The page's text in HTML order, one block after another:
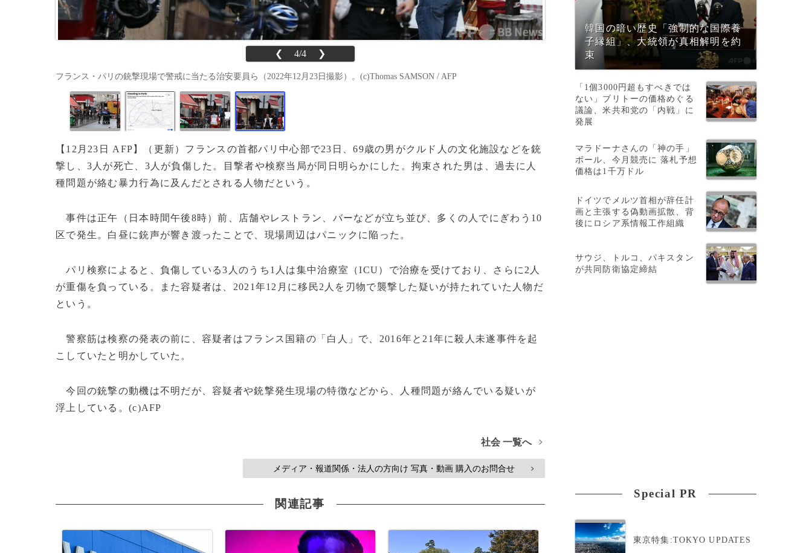
❮ 4/4 ❯
フランス・パリの銃撃現場で警戒に当たる治安要員ら（2022年12月23日撮影）。(c)Thomas SAMSON / AFP
【12月23日 AFP】（更新）フランスの首都パリ中心部で23日、69歳の男がクルド人の文化施設などを銃
撃し、3人が死亡、3人が負傷した。目撃者や検察当局が同日明らかにした。拘束された男は、過去に人
種問題が絡む暴力行為に及んだとされる人物だという。
事件は正午（日本時間午後8時）前、店舗やレストラン、バーなどが立ち並び、多くの人でにぎわう10
区で発生。白昼に銃声が響き渡ったことで、現場周辺はパニックに陥った。
パリ検察によると、負傷している3人のうち1人は集中治療室（ICU）で治療を受けており、さらに2人
が重傷を負っている。また容疑者は、2021年12月に移民2人を刃物で襲撃した疑いが持たれていた人物だ
という。
警察筋は検察の発表の前に、容疑者はフランス国籍の「白人」で、2016年と21年に殺人未遂事件を起
こしていたと明かしていた。
今回の銃撃の動機は不明だが、容疑者や銃撃発生現場の特徴などから、人種問題が絡んでいる疑いが
浮上している。(c)AFP
社会 一覧へ >
メディア・報道関係・法人の方向け 写真・動画 購入のお問合せ >
関連記事
韓国の暗い歴史「強制的な国際養
子縁組」、大統領が真相解明を約
束
「1個3000円超もすべきでは
ない」ブリトーの価格めぐる
議論、米共和党の「内戦」に
発展
マラドーナさんの「神の手」
ボール、今月競売に 落札予想
価格は1千万ドル
ドイツでメルツ首相が辞任計
画と主張する偽動画拡散、背
後にロシア系情報工作組織
サウジ、トルコ、パキスタン
が共同防衛協定締結
Special PR
東京特集:TOKYO UPDATES